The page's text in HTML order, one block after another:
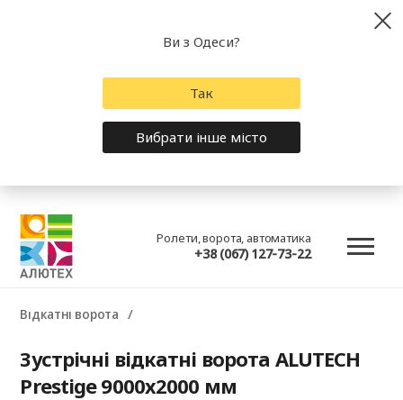
Ролети, ворота, автоматика
+38 (067) 127-73-22
Відкатні ворота
Зустрічні відкатні ворота ALUTECH
Prestige 9000х2000 мм
Ви з Одеси?
Так
Вибрати інше місто